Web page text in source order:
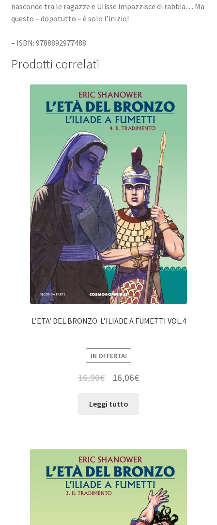
nasconde tra le ragazze e Ulisse impazzisce di rabbia… Ma
questo – dopotutto – è solo l’inizio!
– ISBN: 9788892977488
Prodotti correlati
L’ETA’ DEL BRONZO: L’ILIADE A FUMETTI VOL.4
IN OFFERTA!
16,90€ 16,06€
Leggi tutto